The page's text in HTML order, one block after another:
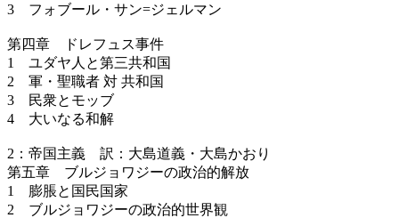
3 フォブール・サン=ジェルマン
第四章 ドレフュス事件
1 ユダヤ人と第三共和国
2 軍・聖職者 対 共和国
3 民衆とモッブ
4 大いなる和解
2：帝国主義 訳：大島道義・大島かおり
第五章 ブルジョワジーの政治的解放
1 膨脹と国民国家
2 ブルジョワジーの政治的世界観